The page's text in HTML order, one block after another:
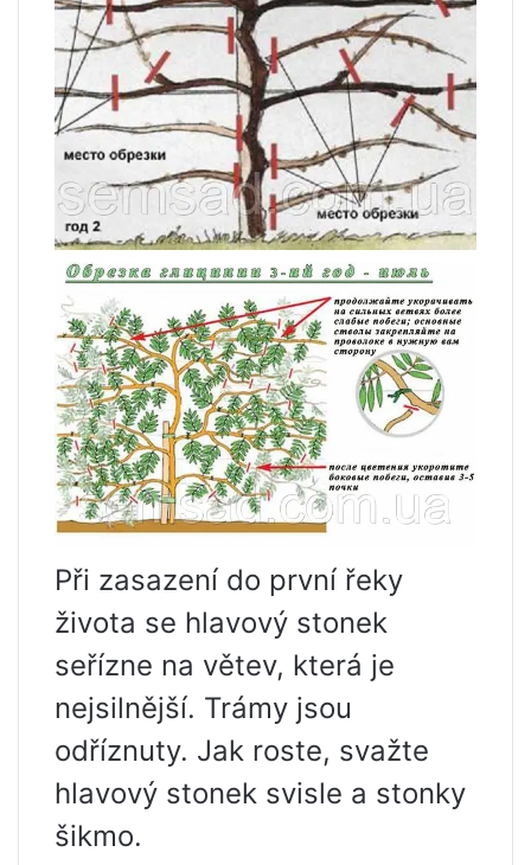
Při zasazení do první řeky
života se hlavový stonek
seřízne na větev, která je
nejsilnější. Trámy jsou
odříznuty. Jak roste, svažte
hlavový stonek svisle a stonky
šikmo.